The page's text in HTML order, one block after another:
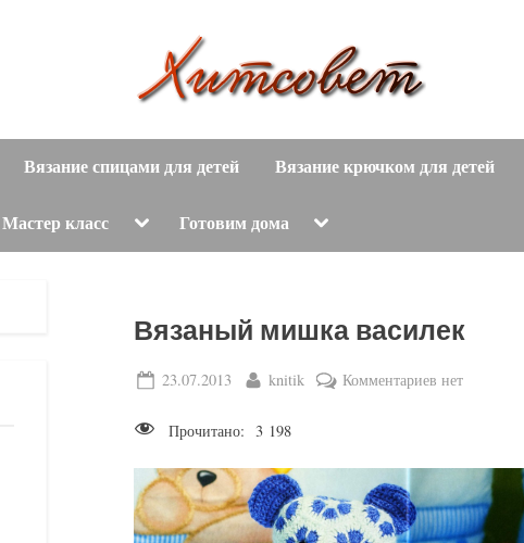
и
т
о
в
е
т
вязание
с
описанием
и
Вязание спицами для детей Вязание крючком для детей
Мастер класс Toggle
menu
Готовим дома Toggle
menu
Вязаный мишка василек
Posted
23.07.2013 By
knitik Комментариев к
василек
нет
Прочитано: 3 198